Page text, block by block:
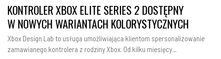
KONTROLER XBOX ELITE SERIES 2 DOSTĘPNY
W NOWYCH WARIANTACH KOLORYSTYCZNYCH
Xbox Design Lab to usługa umożliwiająca klientom spersonalizowanie
zamawianego kontrolera z rodziny Xbox. Od kilku miesięcy…